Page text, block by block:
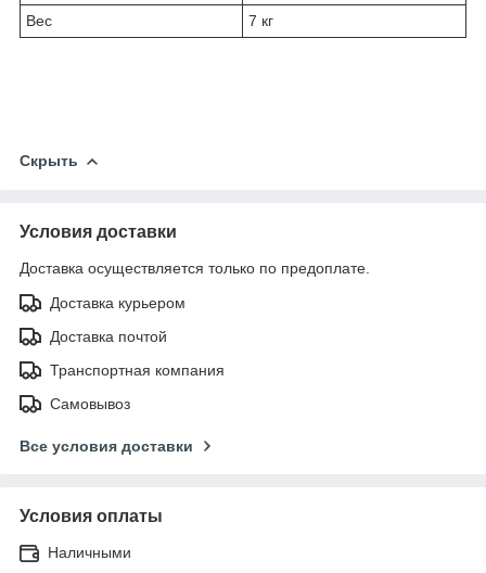
Вес
7 кг
Скрыть
Условия доставки
Доставка осуществляется только по предоплате.
Доставка курьером
Доставка почтой
Транспортная компания
Самовывоз
Все условия доставки
Условия оплаты
Наличными